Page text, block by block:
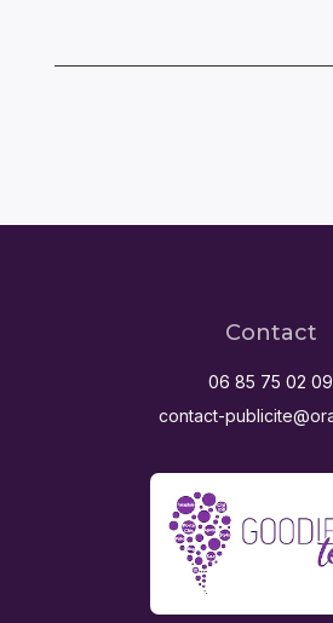
Contact
06 85 75 02 09
contact-